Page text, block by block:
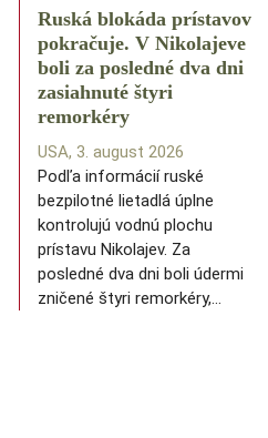
Ruská blokáda prístavov
pokračuje. V Nikolajeve
boli za posledné dva dni
zasiahnuté štyri
remorkéry
USA, 3. august 2026
Podľa informácií ruské
bezpilotné lietadlá úplne
kontrolujú vodnú plochu
prístavu Nikolajev. Za
posledné dva dni boli údermi
zničené štyri remorkéry,…